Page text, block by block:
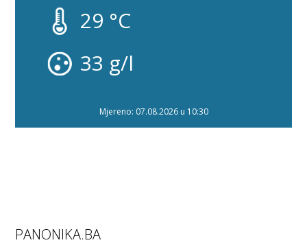
29 °C
33 g/l
Mjereno: 07.08.2026 u 10:30
PANONIKA.BA